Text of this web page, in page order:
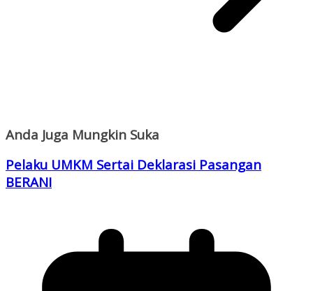
Anda Juga Mungkin Suka
Pelaku UMKM Sertai Deklarasi Pasangan
BERANI